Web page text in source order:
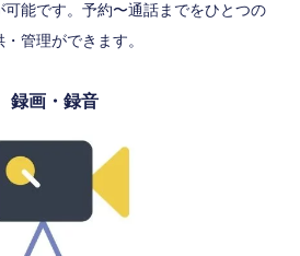
可能です。予約〜通話までをひとつの
管理ができます。
録画・録音